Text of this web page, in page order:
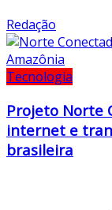
Redação
Tecnologia
Projeto Norte
internet e
brasileira